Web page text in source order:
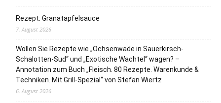
Rezept: Granatapfelsauce
7. August 2026
Wollen Sie Rezepte wie „Ochsenwade in Sauerkirsch-
Schalotten-Sud“ und „Exotische Wachtel“ wagen? –
Annotation zum Buch „Fleisch. 80 Rezepte. Warenkunde &
Techniken. Mit Grill-Spezial“ von Stefan Wiertz
6. August 2026